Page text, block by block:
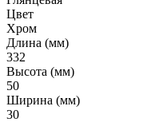
Цвет
Хром
Длина (мм)
332
Высота (мм)
50
Ширина (мм)
30